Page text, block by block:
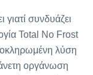
συνδυάζει
Total No Frost
λύση
οργάνωση